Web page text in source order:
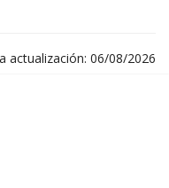
actualización: 06/08/2026